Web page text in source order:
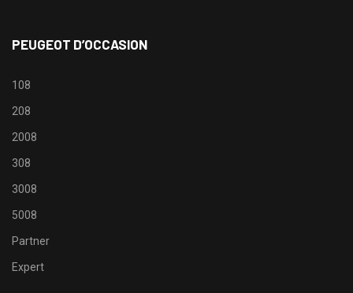
PEUGEOT D’OCCASION
108
208
2008
308
3008
5008
Partner
Expert